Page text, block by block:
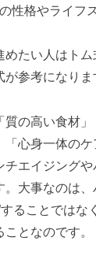
性格やライフ
たい人はトム
参考になりま
の高い食材」
「心身一体の
チエイジング
。大事なのは
ることではな
となのです。